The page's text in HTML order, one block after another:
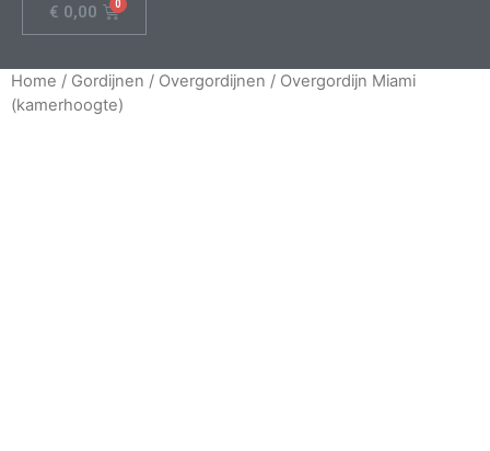
€ 0,00
Home / Gordijnen / Overgordijnen / Overgordijn Miami
(kamerhoogte)